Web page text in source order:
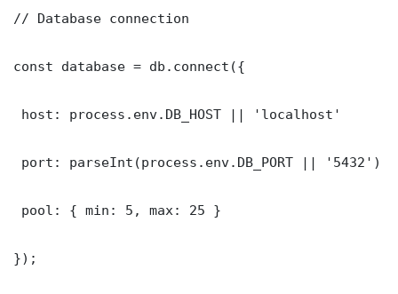
// Database connection
const database = db.connect({
host: process.env.DB_HOST || 'localhost'
port: parseInt(process.env.DB_PORT || '5432')
pool: { min: 5, max: 25 }
});